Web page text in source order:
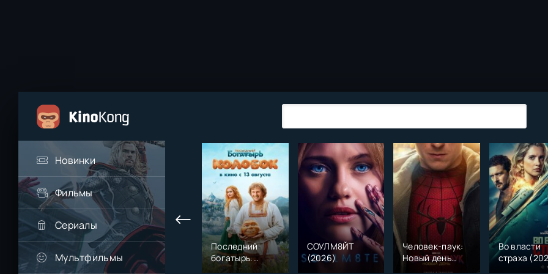
Новинки
Фильмы
Сериалы
Мультфильмы
Последний
богатырь.
Колобок (2026)
СОУЛМ8ЙТ
(2026)
Человек-паук:
Новый день
(2026)
Во власти
страха